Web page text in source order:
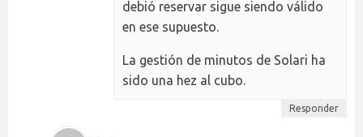
debió reservar sigue siendo válido
en ese supuesto.
La gestión de minutos de Solari ha
sido una hez al cubo.
Responder